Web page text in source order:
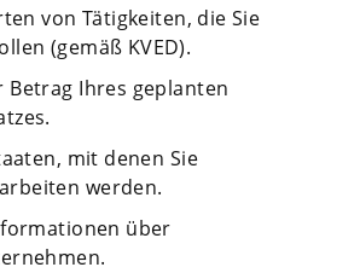
von Tätigkeiten, die Sie
(gemäß KVED).
Betrag Ihres geplanten
mit denen Sie
werden.
über